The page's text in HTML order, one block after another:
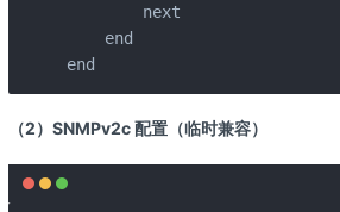
        next
    end
end
（2）SNMPv2c 配置（临时兼容）